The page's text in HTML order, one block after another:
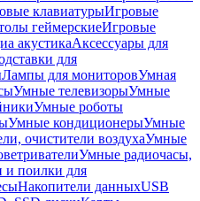
клавиатурыИгровые
геймерскиеИгровые
акустикаАксессуары для
для
Лампы для мониторовУмная
Умные телевизорыУмные
Умные роботы
Умные кондиционерыУмные
очистители воздухаУмные
Умные радиочасы,
поилки для
Накопители данныхUSB